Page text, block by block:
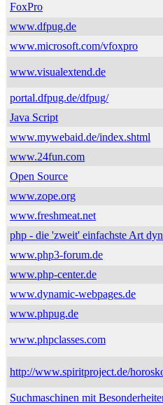
FoxPro
www.dfpug.de
www.microsoft.com/vfoxpro
www.visualextend.de
portal.dfpug.de/dfpug/
Java Script
www.mywebaid.de/index.shtml
www.24fun.com
Open Source
www.zope.org
www.freshmeat.net
php - die 'zweit' einfachste Art
www.php3-forum.de
www.php-center.de
www.dynamic-webpages.de
www.phpug.de
www.phpclasses.com
http://www.spiritproject.de/
Suchmaschinen mit